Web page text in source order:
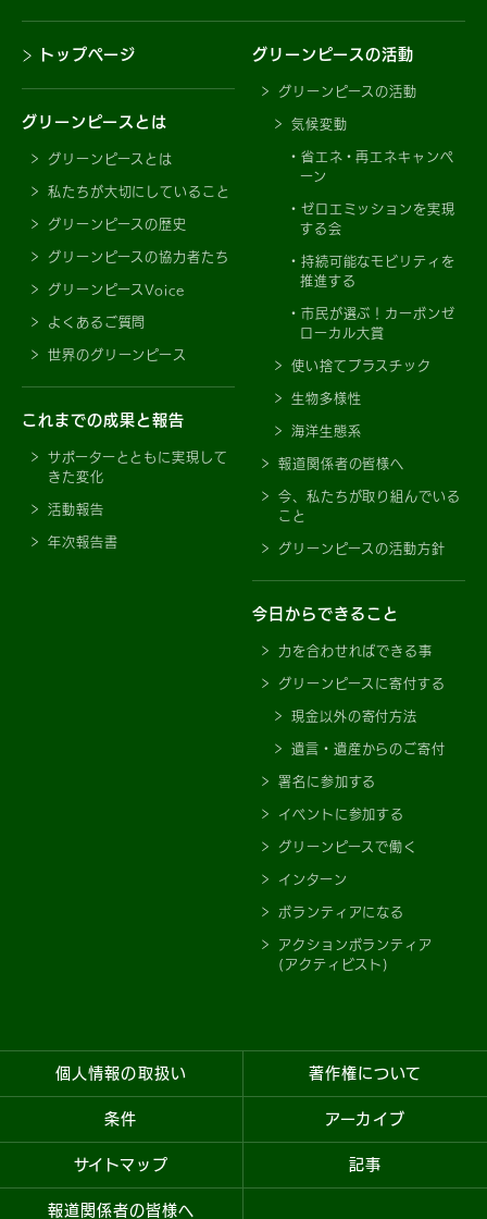
トップページ
グリーンピースとは
グリーンピースとは
私たちが大切にしていること
グリーンピースの歴史
グリーンピースの協力者たち
グリーンピースVoice
よくあるご質問
世界のグリーンピース
これまでの成果と報告
サポーターとともに実現して
きた変化
活動報告
年次報告書
グリーンピースの活動
グリーンピースの活動
気候変動
省エネ・再エネキャンペ
ーン
ゼロエミッションを実現
する会
持続可能なモビリティを
推進する
市民が選ぶ！カーボンゼ
ローカル大賞
使い捨てプラスチック
生物多様性
海洋生態系
報道関係者の皆様へ
今、私たちが取り組んでいる
こと
グリーンピースの活動方針
今日からできること
力を合わせればできる事
グリーンピースに寄付する
現金以外の寄付方法
遺言・遺産からのご寄付
署名に参加する
イベントに参加する
グリーンピースで働く
インターン
ボランティアになる
アクションボランティア
(アクティビスト)
個人情報の取扱い 著作権について
条件 アーカイブ
サイトマップ 記事
報道関係者の皆様へ